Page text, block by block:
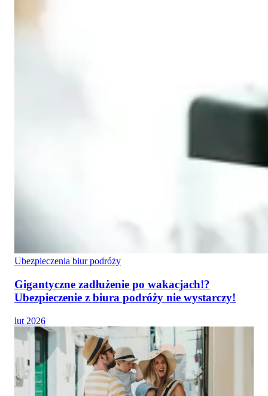
Ubezpieczenia biur podróży
Gigantyczne zadłużenie po wakacjach!?
Ubezpieczenie z biura podróży nie wystarczy!
lut 2026